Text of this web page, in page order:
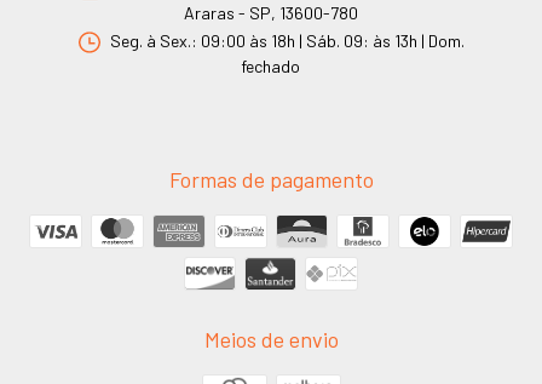
Araras - SP, 13600-780
Seg. à Sex.: 09:00 às 18h | Sáb. 09: às 13h | Dom.
fechado
Formas de pagamento
Meios de envio